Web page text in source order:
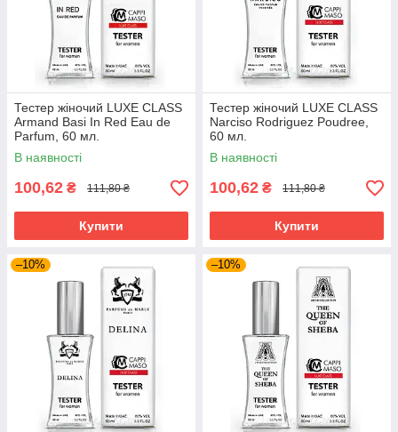
Тестер жіночий LUXE CLASS
Armand Basi In Red Eau de
Parfum, 60 мл.
В наявності
100,62 ₴ 111,80 ₴
Купити
Тестер жіночий LUXE CLASS
Narciso Rodriguez Poudree,
60 мл.
В наявності
100,62 ₴ 111,80 ₴
Купити
–10% –10%